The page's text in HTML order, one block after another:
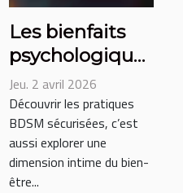
Les bienfaits
psychologiques
des pratiques
BDSM
sécurisées
Jeu. 2 avril 2026
Découvrir les pratiques
BDSM sécurisées, c’est
aussi explorer une
dimension intime du bien-
être...